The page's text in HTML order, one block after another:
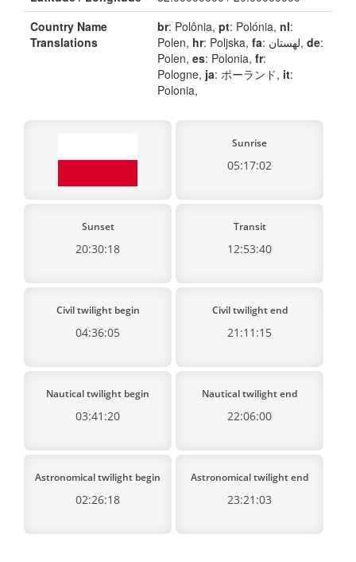
Country Name
Translations
br: Polônia, pt: Polónia, nl:
Polen, hr: Poljska, fa : لهستان, de:
Polen, es: Polonia, fr:
Pologne, ja: ポーランド, it:
Polonia,
Sunrise
05:17:02
Sunset
20:30:18
Transit
12:53:40
Civil twilight begin
04:36:05
Civil twilight end
21:11:15
Nautical twilight begin
03:41:20
Nautical twilight end
22:06:00
Astronomical twilight begin
02:26:18
Astronomical twilight end
23:21:03